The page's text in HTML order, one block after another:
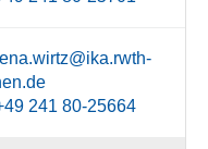
lena.wirtz@ika.rwth-
241 80-25664